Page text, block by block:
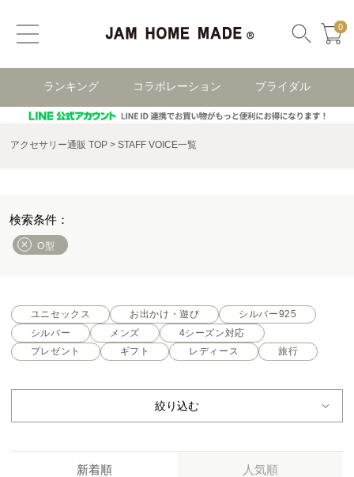
0
ランキング コラボレーション ブライダル
アクセサリー通販 TOP STAFF VOICE一覧
O型
ユニセックス お出かけ・遊び
シルバー925
シルバー
メンズ
4シーズン対応
プレゼント
ギフト レディース 旅行
絞り込む
新着順 人気順